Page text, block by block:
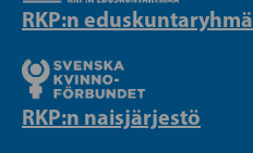
RKP:n eduskuntaryhmä
RKP:n naisjärjestö